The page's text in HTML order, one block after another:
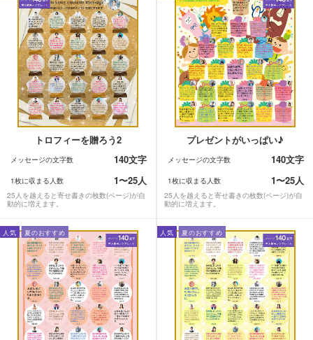
トロフィーを贈ろう2
メッセージの文字数 140文字
1枚に収まる人数 1〜25人
25人を越えると寄せ書きの枚数(ページ)が自
動的に増えます。
プレゼントがいっぱい♪
メッセージの文字数 140文字
1枚に収まる人数 1〜25人
25人を越えると寄せ書きの枚数(ページ)が自
動的に増えます。
人気 夏のおすすめ 人気 夏のおすすめ